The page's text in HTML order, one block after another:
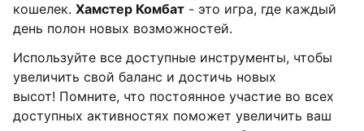
кошелек. Хамстер Комбат - это игра, где каждый
день полон новых возможностей.
Используйте все доступные инструменты, чтобы
увеличить свой баланс и достичь новых
высот! Помните, что постоянное участие во всех
доступных активностях поможет увеличить ваш